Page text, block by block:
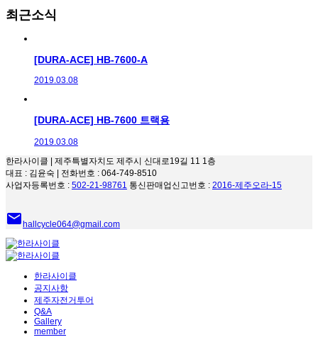
최근소식
[DURA-ACE] HB-7600-A
2019.03.08
[DURA-ACE] HB-7600 트랙용
2019.03.08
한라사이클 | 제주특별자치도 제주시 신대로19길 11 1층
대표 : 김윤숙 | 전화번호 : 064-749-8510
사업자등록번호 : 502-21-98761 통신판매업신고번호 : 2016-제주오라-15
emailhallcycle064@gmail.com
한라사이클
공지사항
제주자전거투어
Q&A
Gallery
member